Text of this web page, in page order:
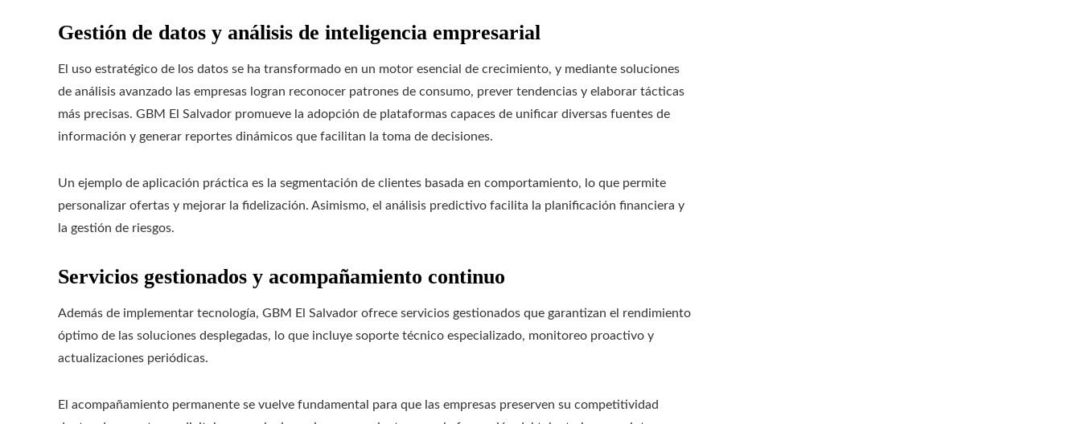
Gestión de datos y análisis de inteligencia empresarial
El uso estratégico de los datos se ha transformado en un motor esencial de crecimiento, y mediante soluciones
de análisis avanzado las empresas logran reconocer patrones de consumo, prever tendencias y elaborar tácticas
más precisas. GBM El Salvador promueve la adopción de plataformas capaces de unificar diversas fuentes de
información y generar reportes dinámicos que facilitan la toma de decisiones.
Un ejemplo de aplicación práctica es la segmentación de clientes basada en comportamiento, lo que permite
personalizar ofertas y mejorar la fidelización. Asimismo, el análisis predictivo facilita la planificación financiera y
la gestión de riesgos.
Servicios gestionados y acompañamiento continuo
Además de implementar tecnología, GBM El Salvador ofrece servicios gestionados que garantizan el rendimiento
óptimo de las soluciones desplegadas, lo que incluye soporte técnico especializado, monitoreo proactivo y
actualizaciones periódicas.
El acompañamiento permanente se vuelve fundamental para que las empresas preserven su competitividad